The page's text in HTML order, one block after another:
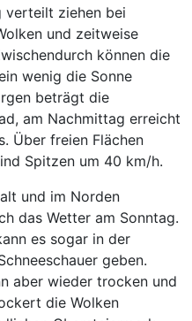
verteilt ziehen bei
und zeitweise
können die
wenig die Sonne
beträgt die
am Nachmittag erreicht
Über freien Flächen
Spitzen um 40 km/h.
und im Norden
das Wetter am Sonntag.
es sogar in der
geben.
aber wieder trocken und
die Wolken